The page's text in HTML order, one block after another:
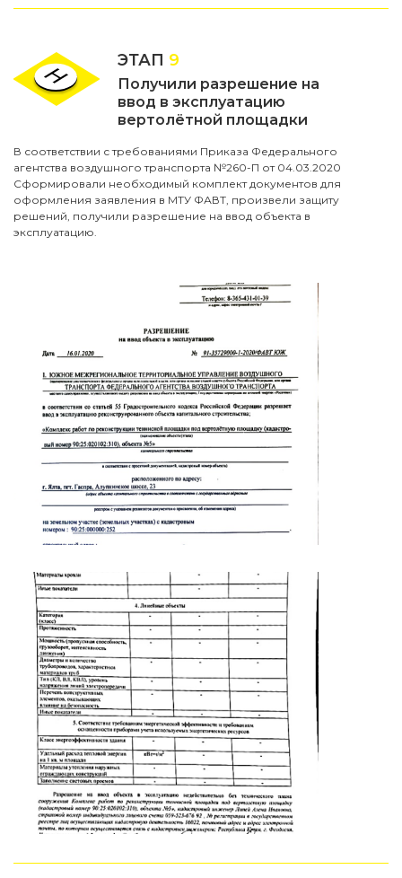
ЭТАП 9
Получили разрешение на
ввод в эксплуатацию
вертолётной площадки
В соответствии с требованиями Приказа Федерального
агентства воздушного транспорта №260-П от 04.03.2020
Сформировали необходимый комплект документов для
оформления заявления в МТУ ФАВТ, произвели защиту
решений, получили разрешение на ввод объекта в
эксплуатацию.